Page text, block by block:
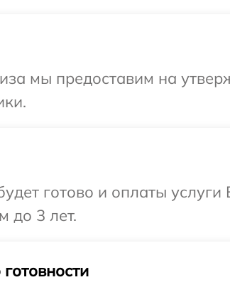
мы предоставим на
готово и оплаты
до 3 лет.